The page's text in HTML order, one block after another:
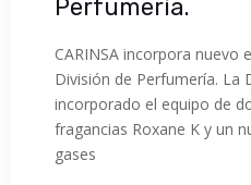
Perfumería.
CARINSA incorpora nuevo
División de Perfumería. La
incorporado el equipo de
fragancias Roxane K y un
gases